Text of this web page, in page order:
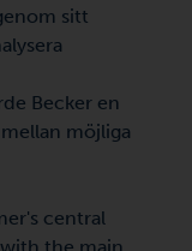
sitt
Becker en
möjliga